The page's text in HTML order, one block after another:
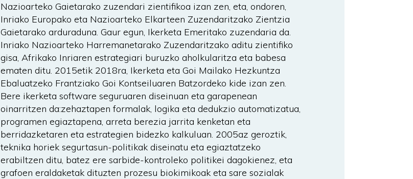
Nazioarteko Gaietarako zuzendari zientifikoa izan zen, eta, ondoren,
Inriako Europako eta Nazioarteko Elkarteen Zuzendaritzako Zientzia
Gaietarako arduraduna. Gaur egun, Ikerketa Emeritako zuzendaria da.
Inriako Nazioarteko Harremanetarako Zuzendaritzako aditu zientifiko
gisa, Afrikako Inriaren estrategiari buruzko aholkularitza eta babesa
ematen ditu. 2015etik 2018ra, Ikerketa eta Goi Mailako Hezkuntza
Ebaluatzeko Frantziako Goi Kontseiluaren Batzordeko kide izan zen.
Bere ikerketa software seguruaren diseinuan eta garapenean
oinarritzen da:zehaztapen formalak, logika eta dedukzio automatizatua,
programen egiaztapena, arreta berezia jarrita kenketan eta
berridazketaren eta estrategien bidezko kalkuluan. 2005az geroztik,
teknika horiek segurtasun-politikak diseinatu eta egiaztatzeko
erabiltzen ditu, batez ere sarbide-kontroleko politikei dagokienez, eta
grafoen eraldaketak dituzten prozesu biokimikoak eta sare sozialak